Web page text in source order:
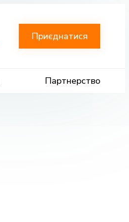
Партнерство
Приєднатися